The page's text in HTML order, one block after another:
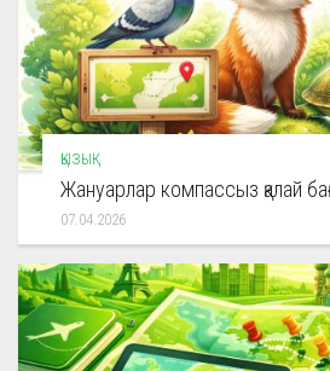
ҚЫЗЫҚ
Жануарлар компассыз қалай
07.04.2026